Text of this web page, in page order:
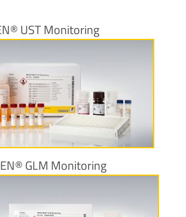
UST Monitoring
Maggiori informazioni
GLM Monitoring